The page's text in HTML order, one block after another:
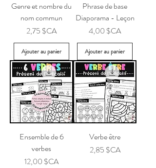
Genre et nombre du
nom commun
Prix
2,75 $CA
Ajouter au panier
Phrase de base
Diaporama - Leçon
Prix
4,00 $CA
Ajouter au panier
Ensemble de 6
verbes
Prix
12,00 $CA
Verbe être
Prix
2,85 $CA